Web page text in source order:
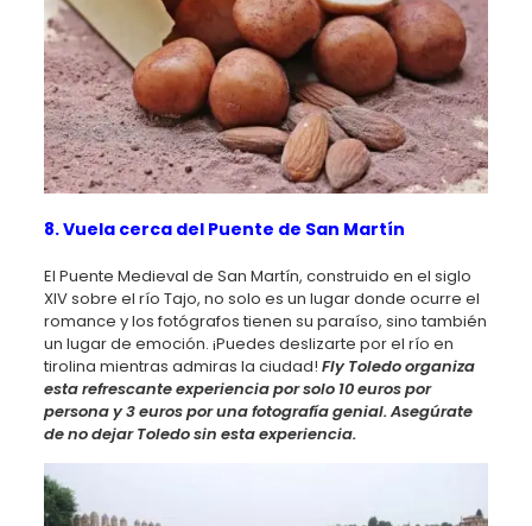
8. Vuela cerca del Puente de San Martín
El Puente Medieval de San Martín, construido en el siglo
XIV sobre el río Tajo, no solo es un lugar donde ocurre el
romance y los fotógrafos tienen su paraíso, sino también
un lugar de emoción. ¡Puedes deslizarte por el río en
tirolina mientras admiras la ciudad! Fly Toledo organiza
esta refrescante experiencia por solo 10 euros por
persona y 3 euros por una fotografía genial. Asegúrate
de no dejar Toledo sin esta experiencia.